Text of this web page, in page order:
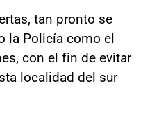
tan pronto se
la Policía como el
con el fin de evitar
localidad del sur